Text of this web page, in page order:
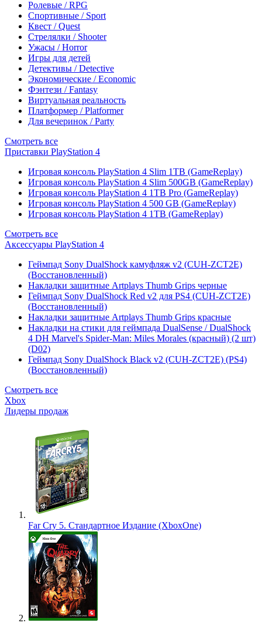
Ролевые / RPG
Спортивные / Sport
Квест / Quest
Стрелялки / Shooter
Ужасы / Horror
Игры для детей
Детективы / Detective
Экономические / Economic
Фэнтези / Fantasy
Виртуальная реальность
Платформер / Platformer
Для вечеринок / Party
Смотреть все
Приставки PlayStation 4
Игровая консоль PlayStation 4 Slim 1TB (GameReplay)
Игровая консоль PlayStation 4 Slim 500GB (GameReplay)
Игровая консоль PlayStation 4 1TB Pro (GameReplay)
Игровая консоль PlayStation 4 500 GB (GameReplay)
Игровая консоль PlayStation 4 1TB (GameReplay)
Смотреть все
Аксессуары PlayStation 4
Геймпад Sony DualShock камуфляж v2 (CUH-ZCT2E)
(Восстановленный)
Накладки защитные Artplays Thumb Grips черные
Геймпад Sony DualShock Red v2 для PS4 (CUH-ZCT2E)
(Восстановленный)
Накладки защитные Artplays Thumb Grips красные
Накладки на стики для геймпада DualSense / DualShock
4 DH Marvel's Spider-Man: Miles Morales (красный) (2 шт)
(D02)
Геймпад Sony DualShock Black v2 (CUH-ZCT2E) (PS4)
(Восстановленный)
Смотреть все
Xbox
Лидеры продаж
Far Cry 5. Стандартное Издание (XboxOne)